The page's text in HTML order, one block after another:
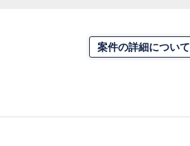
案件の詳細について